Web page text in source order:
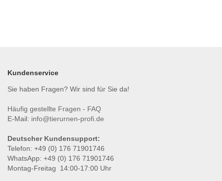
Kundenservice
Sie haben Fragen? Wir sind für Sie da!
Häufig gestellte Fragen - FAQ
E-Mail: info@tierurnen-profi.de
Deutscher Kundensupport:
Telefon: +49 (0) 176 71901746
WhatsApp: +49 (0) 176 71901746
Montag-Freitag 14:00-17:00 Uhr